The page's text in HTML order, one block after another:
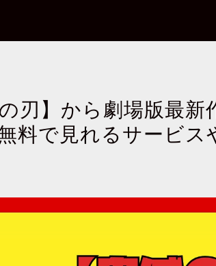
刃】から劇場版最新
料で見れるサービス